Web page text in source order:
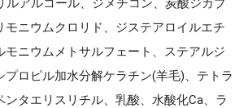
モニウムクロリド、ジステアロイルエチ
モニウムメトサルフェート、ステアルジ
プロピル加水分解ケラチン(羊毛)、テトラ
ンタエリスリチル、乳酸、水酸化Ca、ラ